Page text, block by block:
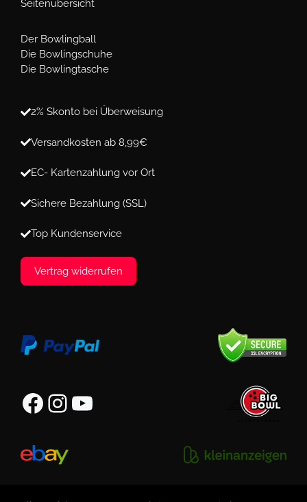
Seitenübersicht
Der Bowlingball
Die Bowlingschuhe
Die Bowlingtasche
2% Skonto bei Überweisung
Versandkosten ab 8,99€
EC- Kartenzahlung vor Ort
Sichere Bezahlung (SSL)
Top Kundenservice
Vertrag widerrufen
Facebook
Instagram
YouTube